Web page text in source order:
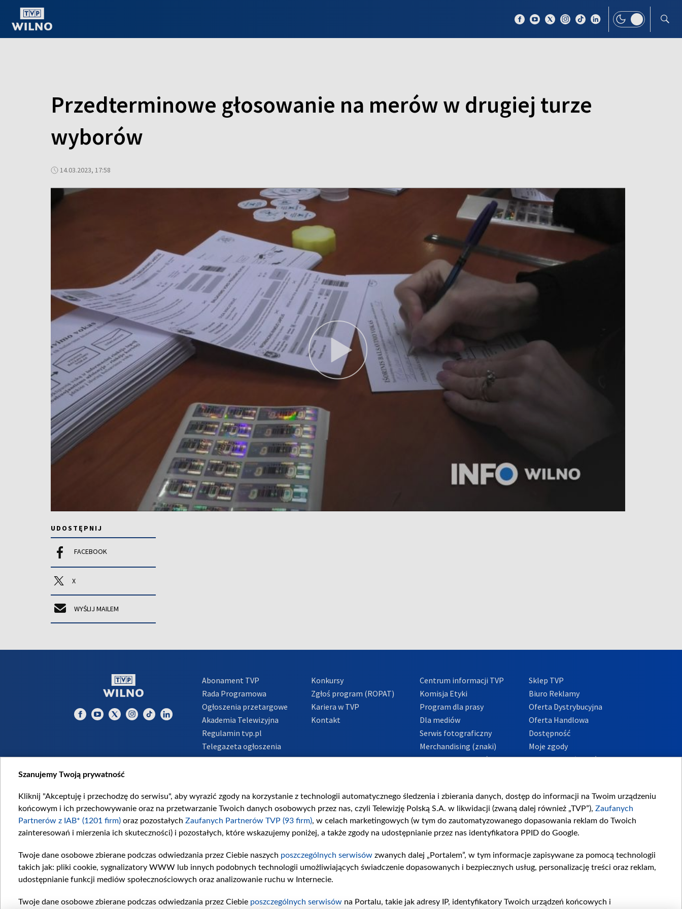
Przedterminowe głosowanie na merów w drugiej turze
wyborów
14.03.2023, 17:58
UDOSTĘPNIJ
FACEBOOK
X
WYŚLIJ MAILEM
Abonament TVP
Rada Programowa
Ogłoszenia przetargowe
Akademia Telewizyjna
Regulamin tvp.pl
Telegazeta ogłoszenia
Informacje o nadawcy
Konkursy
Zgłoś program (ROPAT)
Kariera w TVP
Kontakt
Centrum informacji TVP
Komisja Etyki
Program dla prasy
Dla mediów
Serwis fotograficzny
Merchandising (znaki)
Polityka Prywatności
Sklep TVP
Biuro Reklamy
Oferta Dystrybucyjna
Oferta Handlowa
Dostępność
Moje zgody
Procedura zgłoszeń
Szanujemy Twoją prywatność
Kliknij "Akceptuję i przechodzę do serwisu", aby wyrazić zgody na korzystanie z technologii automatycznego śledzenia i zbierania danych, dostęp do informacji na Twoim urządzeniu
końcowym i ich przechowywanie oraz na przetwarzanie Twoich danych osobowych przez nas, czyli Telewizję Polską S.A. w likwidacji (zwaną dalej również „TVP”), Zaufanych
Partnerów z IAB* (1201 firm) oraz pozostałych Zaufanych Partnerów TVP (93 firm), w celach marketingowych (w tym do zautomatyzowanego dopasowania reklam do Twoich
zainteresowań i mierzenia ich skuteczności) i pozostałych, które wskazujemy poniżej, a także zgody na udostępnianie przez nas identyfikatora PPID do Google.
Twoje dane osobowe zbierane podczas odwiedzania przez Ciebie naszych poszczególnych serwisów zwanych dalej „Portalem”, w tym informacje zapisywane za pomocą technologii
takich jak: pliki cookie, sygnalizatory WWW lub innych podobnych technologii umożliwiających świadczenie dopasowanych i bezpiecznych usług, personalizację treści oraz reklam,
udostępnianie funkcji mediów społecznościowych oraz analizowanie ruchu w Internecie.
Twoje dane osobowe zbierane podczas odwiedzania przez Ciebie poszczególnych serwisów na Portalu, takie jak adresy IP, identyfikatory Twoich urządzeń końcowych i